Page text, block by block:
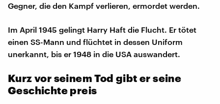
Gegner, die den Kampf verlieren, ermordet werden.
Im April 1945 gelingt Harry Haft die Flucht. Er tötet
einen SS-Mann und flüchtet in dessen Uniform
unerkannt, bis er 1948 in die USA auswandert.
Kurz vor seinem Tod gibt er seine
Geschichte preis